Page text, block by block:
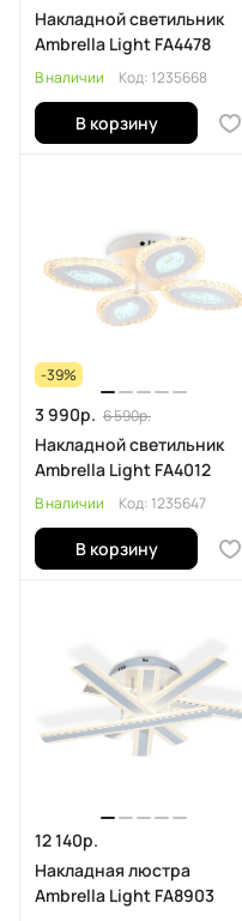
Накладной светильник
Ambrella Light FA4478
В наличии Код: 1235668
В корзину
-39%
3 990р. 6 590р.
Накладной светильник
Ambrella Light FA4012
В наличии Код: 1235647
В корзину
12 140р.
Накладная люстра
Ambrella Light FA8903